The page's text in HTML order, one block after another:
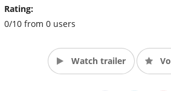
Rating:
0/10 from 0 users
Watch trailer